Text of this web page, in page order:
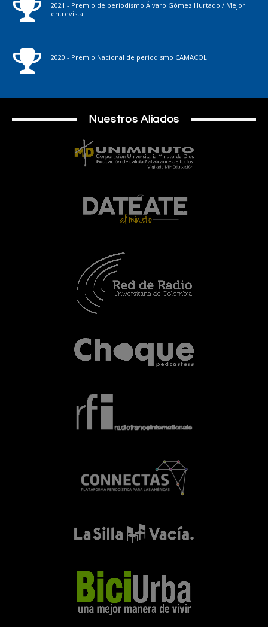
2021 - Premio de periodismo Álvaro Gómez Hurtado / Mejor
entrevista
2020 - Premio Nacional de periodismo CAMACOL
Nuestros Aliados